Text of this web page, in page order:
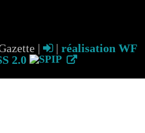
| | réalisation WF
2.0